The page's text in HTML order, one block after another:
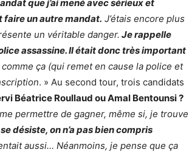
que j’ai mené avec sérieux et
faire un autre mandat. J’étais encore plus
un véritable danger. Je rappelle
assassine. Il était donc très important
comme ça (qui remet en cause la police et
. » Au second tour, trois candidats
Béatrice Roullaud ou Amal Bentounsi ?
permettre de gagner, même si, je trouve
désiste, on n’a pas bien compris
aussi… Néanmoins, je pense que ça